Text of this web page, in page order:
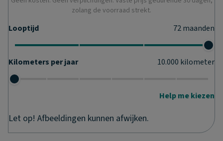
zolang de voorraad strekt.
Looptijd 72maanden
Kilometers per jaar 10.000 kilometer
Help me kiezen
Let op! Afbeeldingen kunnen afwijken.